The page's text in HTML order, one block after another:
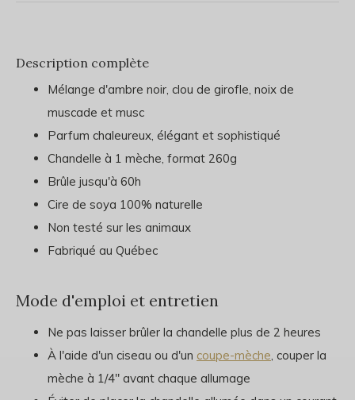
Description complète
Mélange d'ambre noir, clou de girofle, noix de
muscade et musc
Parfum chaleureux, élégant et sophistiqué
Chandelle à 1 mèche, format 260g
Brûle jusqu'à 60h
Cire de soya 100% naturelle
Non testé sur les animaux
Fabriqué au Québec
Mode d'emploi et entretien
Ne pas laisser brûler la chandelle plus de 2 heures
À l'aide d'un ciseau ou d'un coupe-mèche, couper la
mèche à 1/4" avant chaque allumage